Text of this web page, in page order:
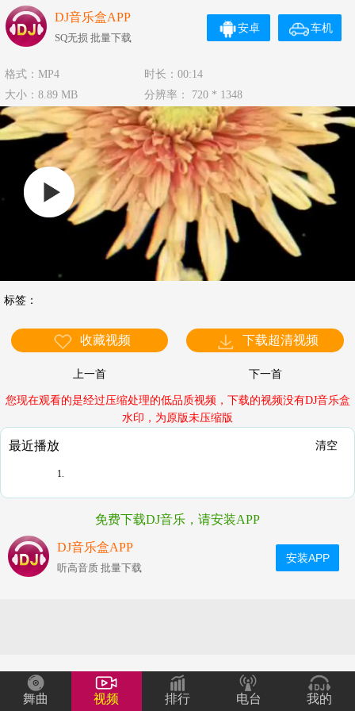
舞曲 视频 排行 电台 我的
DJ音乐盒APP
SQ无损 批量下载
车机
安卓
格式：MP4
时长：00:14
大小：8.89 MB
分辨率： 720 * 1348
标签：
收藏视频 下载超清视频
上一首 下一首
您现在观看的是经过压缩处理的低品质视频，下载的视频没有DJ音乐盒
水印，为原版未压缩版
最近播放 清空
1.
免费下载DJ音乐，请安装APP
DJ音乐盒APP
听高音质 批量下载
安装APP